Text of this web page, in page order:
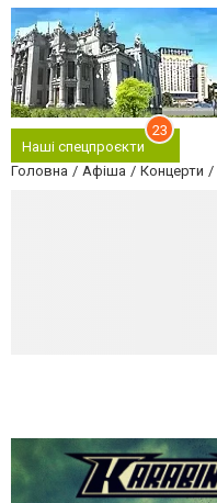
Наші спецпроєкти
23
Головна Афіша Концерти